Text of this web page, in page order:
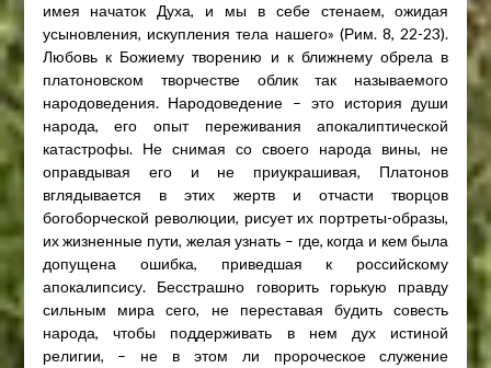
имея начаток Духа, и мы в себе стенаем, ожидая
усыновления, искупления тела нашего» (Рим. 8, 22-23).
Любовь к Божиему творению и к ближнему обрела в
платоновском творчестве облик так называемого
народоведения. Народоведение – это история души
народа, его опыт переживания апокалиптической
катастрофы. Не снимая со своего народа вины, не
оправдывая его и не приукрашивая, Платонов
вглядывается в этих жертв и отчасти творцов
богоборческой революции, рисует их портреты-образы,
их жизненные пути, желая узнать – где, когда и кем была
допущена ошибка, приведшая к российскому
апокалипсису. Бесстрашно говорить горькую правду
сильным мира сего, не переставая будить совесть
народа, чтобы поддерживать в нем дух истиной
религии, – не в этом ли пророческое служение